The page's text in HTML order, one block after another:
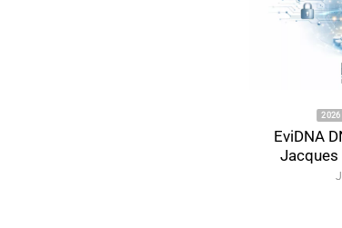
2026 DIGITAL
EviDNA DNA
Jacques
July 10,